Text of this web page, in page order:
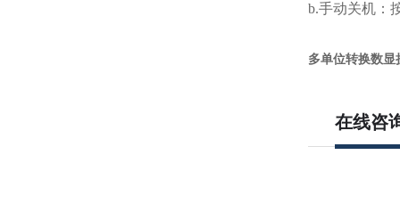
b.手动关机：
多单位转换数
在线咨